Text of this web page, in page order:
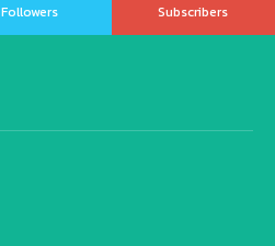
Followers
Subscribers